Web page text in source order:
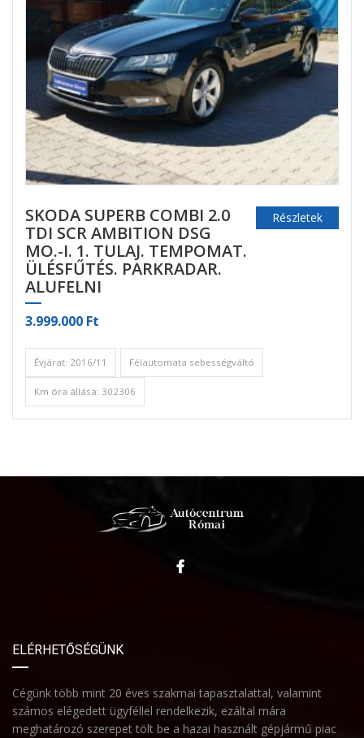
SKODA SUPERB COMBI 2.0
TDI SCR AMBITION DSG
MO.-I. 1. TULAJ. TEMPOMAT.
ÜLÉSFŰTÉS. PARKRADAR.
ALUFELNI
3.999.000 Ft
Részletek
Évjárat: 2016/11 Félautomata sebességváltó
Km óra állása: 302306
ELÉRHETŐSÉGÜNK
Cégünk több mint 20 éves szakmai tapasztalattal, valamint
számos elégedett ügyféllel rendelkezik, ezáltal mára
meghatározó szerepet tölt be a hazai használt gépjármű piac